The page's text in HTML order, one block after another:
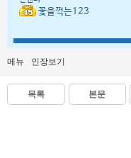
꽃을꺽는123
메뉴 인장보기
목록 본문